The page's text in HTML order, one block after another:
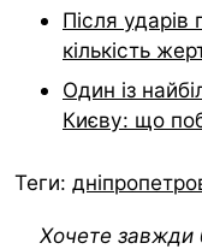
Після ударів
кількість
Один із
Києву: що
Теги:
Хочете завжди